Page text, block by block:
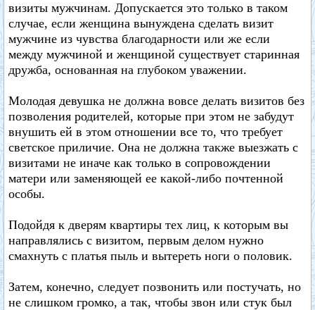
визиты мужчинам. Допускается это только в таком
случае, если женщина вынуждена сделать визит
мужчине из чувства благодарности или же если
между мужчиной и женщиной существует старинная
дружба, основанная на глубоком уважении.
Молодая девушка не должна вовсе делать визитов без
позволения родителей, которые при этом не забудут
внушить ей в этом отношении все то, что требует
светское приличие. Она не должна также выезжать с
визитами не иначе как только в сопровождении
матери или заменяющей ее какой-либо почтенной
особы.
Подойдя к дверям квартиры тех лиц, к которым вы
направлялись с визитом, первым делом нужно
смахнуть с платья пыль и вытереть ноги о половик.
Затем, конечно, следует позвонить или постучать, но
не слишком громко, а так, чтобы звон или стук был